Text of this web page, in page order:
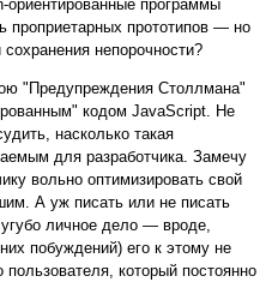
ориентированные программы
проприетарных прототипов — но
непорочности?
"Предупреждения Столлмана"
кодом JavaScript. Не
насколько такая
для разработчика. Замечу
вольно оптимизировать свой
А уж писать или не писать
личное дело — вроде,
побуждений) его к этому не
который постоянно